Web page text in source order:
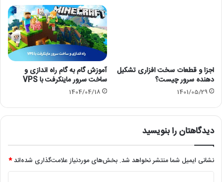
اجزا و قطعات سخت افزاری تشکیل
دهنده سرور چیست؟
1401/05/29
آموزش گام به گام راه اندازی و
ساخت سرور ماینکرفت با VPS
1404/04/18
دیدگاهتان را بنویسید
نشانی ایمیل شما منتشر نخواهد شد. بخش‌های موردنیاز علامت‌گذاری شده‌اند*